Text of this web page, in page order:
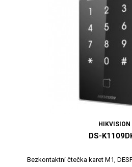
HIKVISION
DS-
Bezkontaktní čtečka karet M1,